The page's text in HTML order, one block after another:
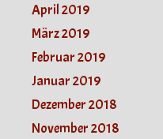
April 2019
März 2019
Februar 2019
Januar 2019
Dezember 2018
November 2018